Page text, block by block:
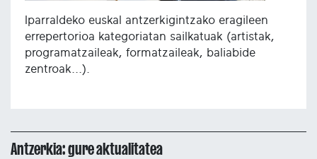
Iparraldeko euskal antzerkigintzako eragileen
errepertorioa kategoriatan sailkatuak (artistak,
programatzaileak, formatzaileak, baliabide
zentroak...).
Antzerkia: gure aktualitatea